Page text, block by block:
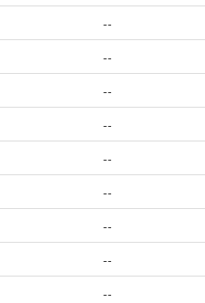
--
--
--
--
--
--
--
--
--